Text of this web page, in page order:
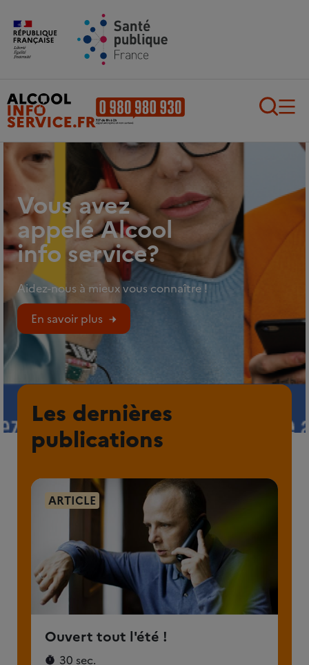
Aller au contenu principal
Vous avez
appelé Alcool
info service?
Aidez-nous à mieux vous connaître !
En savoir plus
Les dernières
publications
ARTICLE
Ouvert tout l'été !
30 sec.